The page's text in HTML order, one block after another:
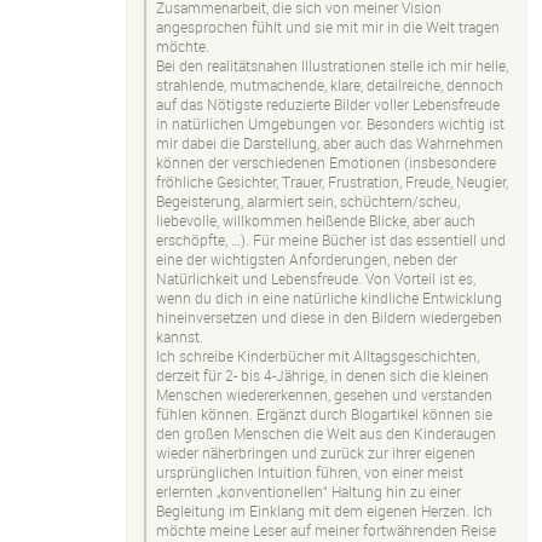
Zusammenarbeit, die sich von meiner Vision
angesprochen fühlt und sie mit mir in die Welt tragen
möchte.
Bei den realitätsnahen Illustrationen stelle ich mir helle,
strahlende, mutmachende, klare, detailreiche, dennoch
auf das Nötigste reduzierte Bilder voller Lebensfreude
in natürlichen Umgebungen vor. Besonders wichtig ist
mir dabei die Darstellung, aber auch das Wahrnehmen
können der verschiedenen Emotionen (insbesondere
fröhliche Gesichter, Trauer, Frustration, Freude, Neugier,
Begeisterung, alarmiert sein, schüchtern/scheu,
liebevolle, willkommen heißende Blicke, aber auch
erschöpfte, …). Für meine Bücher ist das essentiell und
eine der wichtigsten Anforderungen, neben der
Natürlichkeit und Lebensfreude. Von Vorteil ist es,
wenn du dich in eine natürliche kindliche Entwicklung
hineinversetzen und diese in den Bildern wiedergeben
kannst.
Ich schreibe Kinderbücher mit Alltagsgeschichten,
derzeit für 2- bis 4-Jährige, in denen sich die kleinen
Menschen wiedererkennen, gesehen und verstanden
fühlen können. Ergänzt durch Blogartikel können sie
den großen Menschen die Welt aus den Kinderaugen
wieder näherbringen und zurück zur ihrer eigenen
ursprünglichen Intuition führen, von einer meist
erlernten „konventionellen“ Haltung hin zu einer
Begleitung im Einklang mit dem eigenen Herzen. Ich
möchte meine Leser auf meiner fortwährenden Reise